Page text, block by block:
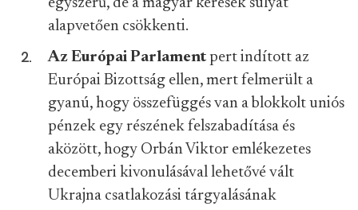
egyszerű, de a magyar kérések súlyát
alapvetően csökkenti.
Az Európai Parlament pert indított az
Európai Bizottság ellen, mert felmerült a
gyanú, hogy összefüggés van a blokkolt uniós
pénzek egy részének felszabadítása és
aközött, hogy Orbán Viktor emlékezetes
decemberi kivonulásával lehetővé vált
Ukrajna csatlakozási tárgyalásának